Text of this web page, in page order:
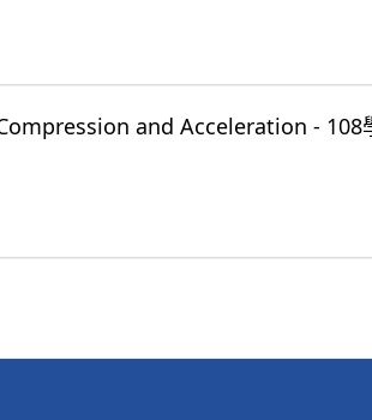
and Acceleration -